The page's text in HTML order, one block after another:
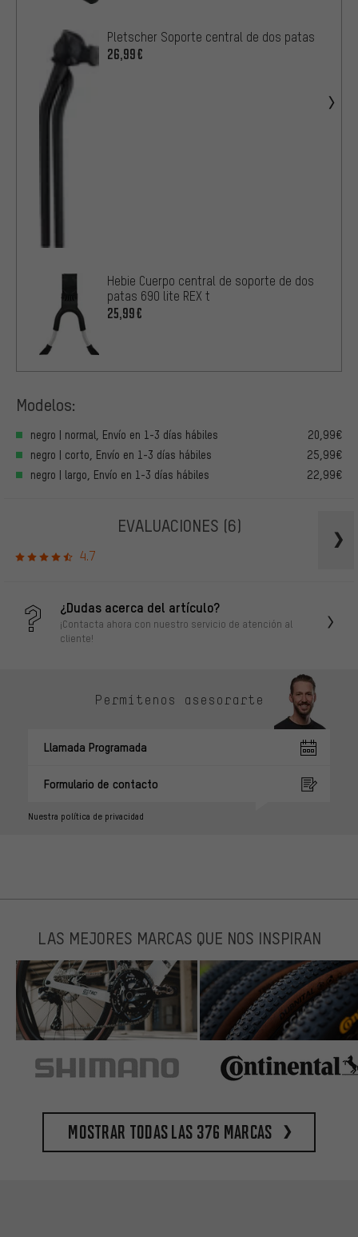
Pletscher Soporte central de dos patas
26,99€
Hebie Cuerpo central de soporte de dos
patas 690 lite REX t
25,99€
Modelos:
negro | normal, Envío en 1-3 días hábiles
20,99€
negro | corto, Envío en 1-3 días hábiles
25,99€
negro | largo, Envío en 1-3 días hábiles
22,99€
EVALUACIONES (6)
4.7
¿Dudas acerca del artículo?
¡Contacta ahora con nuestro servicio de atención al
cliente!
Permítenos asesorarte
Llamada Programada
Formulario de contacto
Nuestra política de privacidad
LAS MEJORES MARCAS QUE NOS INSPIRAN
Mostrar todas las 376 marcas